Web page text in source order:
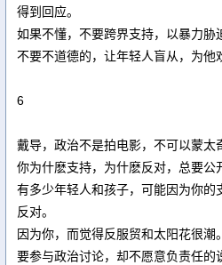
得到回应。
如果不懂，不要跨界支持，以暴力胁
不要不道德的，让年轻人盲从，为他
6
戴导，政治不是拍电影，不可以蒙太
你为什麽支持，为什麽反对，总要公
有多少年轻人和孩子，可能因为你的
反对。
因为你，而觉得反服贸和太阳花很潮。
要参与政治讨论，却不愿意负责任的